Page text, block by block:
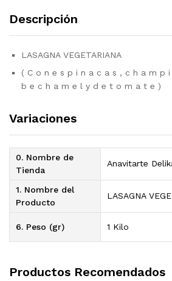
Descripción
LASAGNA VEGETARIANA
( C o n e s p i n a c a s , c h a m p
b e c h a m e l y d e t o m a t e )
Variaciones
0. Nombre de
Tienda
Anavitarte
1. Nombre del
Producto
LASAGNA
6. Peso (gr) 1 Kilo
Productos Recomendados